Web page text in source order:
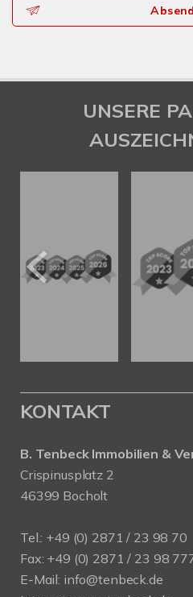
UNSERE
KONTAKT
B. Tenbeck Immobilien &
Crispinusplatz 2
46399 Bocholt
Tel.: +49 (0) 2871 / 23 98 70
Fax: +49 (0) 2871 / 23 98
E-Mail: info@tenbeck.de